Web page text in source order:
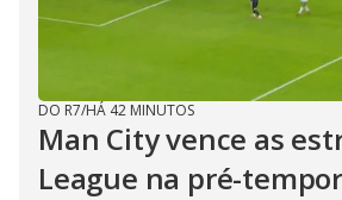
DO R7/HÁ 42 MINUTOS
Man City vence as
League na pré-